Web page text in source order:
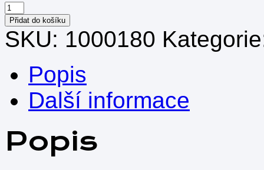
Brainbox
-
Svět
množství
Přidat do košíku
SKU: 1000180
Popis
Další informace
Popis